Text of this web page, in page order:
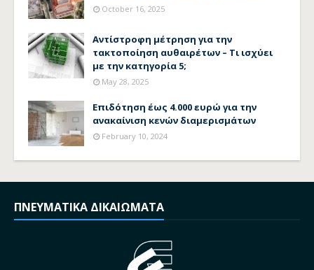
October 16, 2025
Αντίστροφη μέτρηση για την
τακτοποίηση αυθαιρέτων – Τι ισχύει
με την κατηγορία 5;
May 28, 2025
Επιδότηση έως 4.000 ευρώ για την
ανακαίνιση κενών διαμερισμάτων
February 10, 2024
ΠΝΕΥΜΑΤΙΚΑ ΔΙΚΑΙΩΜΑΤΑ